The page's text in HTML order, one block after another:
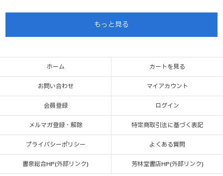
もっと見る
ホーム カートを見る
お問い合わせ マイアカウント
会員登録 ログイン
メルマガ登録・解除 特定商取引法に基づく表記
プライバシーポリシー よくある質問
書泉総合HP(外部リンク) 芳林堂書店HP(外部リンク)